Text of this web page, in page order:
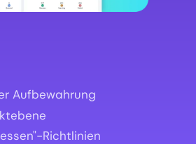
Aufbewahrung
Richtlinien